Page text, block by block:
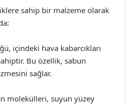
sahip bir malzeme olarak
içindeki hava kabarcıkları
Bu özellik, sabun
sağlar.
molekülleri, suyun yüzey